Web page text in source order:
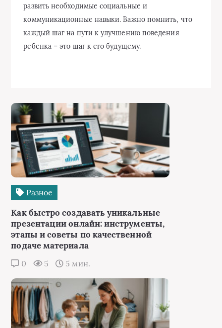
развить необходимые социальные и
коммуникационные навыки. Важно помнить, что
каждый шаг на пути к улучшению поведения
ребенка – это шаг к его будущему.
Разное
Как быстро создавать уникальные
презентации онлайн: инструменты,
этапы и советы по качественной
подаче материала
0 5 5 мин.